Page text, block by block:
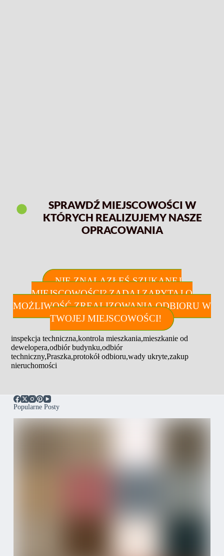
SPRAWDŹ MIEJSCOWOŚCI W
KTÓRYCH REALIZUJEMY NASZE
OPRACOWANIA
NIE ZNALAZŁEŚ SZUKANEJ
MIEJSCOWOŚCI? ZADAJ ZAPYTAJ O
MOŻLIWOŚĆ ZREALIZOWANIA ODBIORU W
TWOJEJ MIEJSCOWOŚCI!
inspekcja techniczna,kontrola mieszkania,mieszkanie od
dewelopera,odbiór budynku,odbiór
techniczny,Praszka,protokół odbioru,wady ukryte,zakup
nieruchomości
Popularne Posty